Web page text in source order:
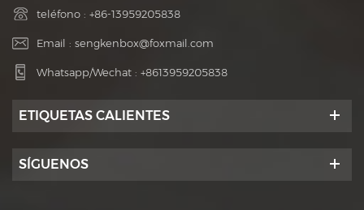
teléfono : +86-13959205838
Email : sengkenbox@foxmail.com
Whatsapp/Wechat : +8613959205838
ETIQUETAS CALIENTES
SÍGUENOS